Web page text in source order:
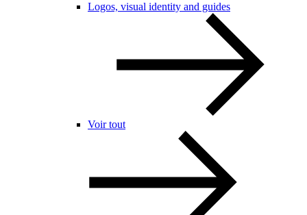
Logos, visual identity and guides
Voir tout